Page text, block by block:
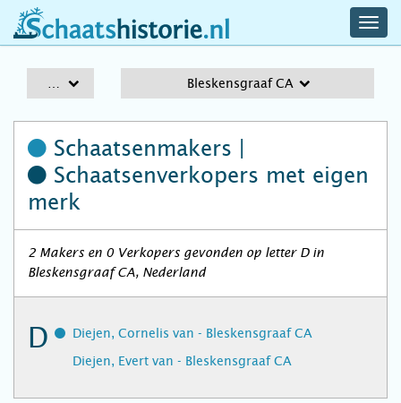
schaatshistorie.nl
Bleskensgraaf CA
Schaatsenmakers |
Schaatsenverkopers met eigen
merk
2 Makers en 0 Verkopers gevonden op letter D in
Bleskensgraaf CA, Nederland
D
Diejen, Cornelis van - Bleskensgraaf CA
Diejen, Evert van - Bleskensgraaf CA